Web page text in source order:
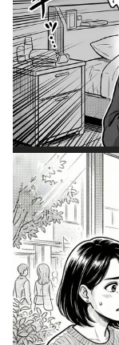
第4話｜友人の一